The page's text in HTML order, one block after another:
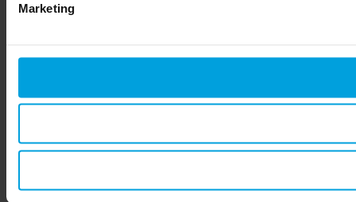
Marketing